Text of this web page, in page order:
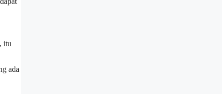
itu
ada